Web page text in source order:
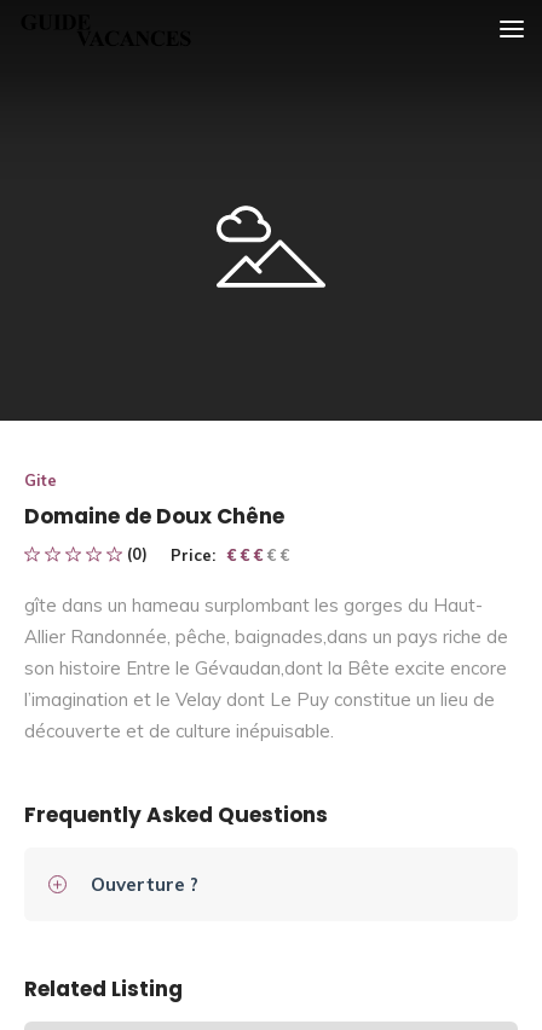
Gite
Domaine de Doux Chêne
(0) Price: € € € € €
€ € €
gîte dans un hameau surplombant les gorges du Haut-
Allier Randonnée, pêche, baignades,dans un pays riche de
son histoire Entre le Gévaudan,dont la Bête excite encore
l’imagination et le Velay dont Le Puy constitue un lieu de
découverte et de culture inépuisable.
Frequently Asked Questions
Ouverture ?
Related Listing